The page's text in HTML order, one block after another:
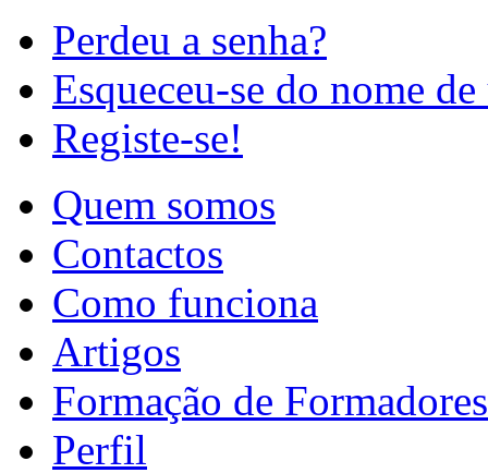
Perdeu a senha?
Esqueceu-se do nome
Registe-se!
Quem somos
Contactos
Como funciona
Artigos
Formação de Formadores
Perfil